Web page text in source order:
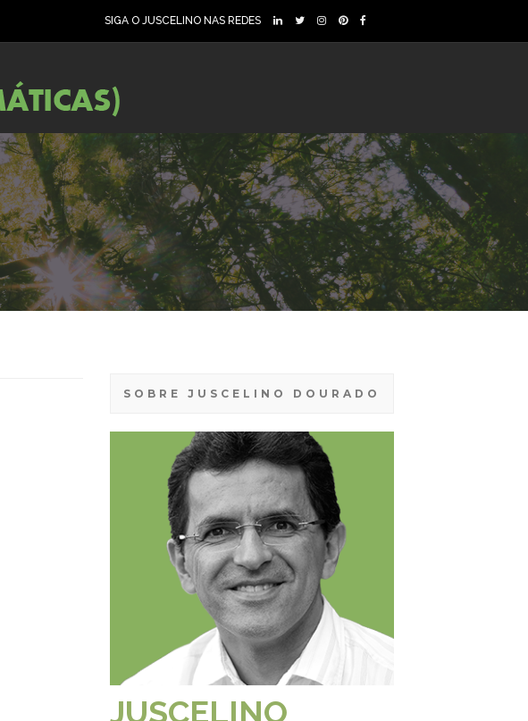
SIGA O JUSCELINO NAS REDES
SOBRE JUSCELINO DOURADO
JUSCELINO